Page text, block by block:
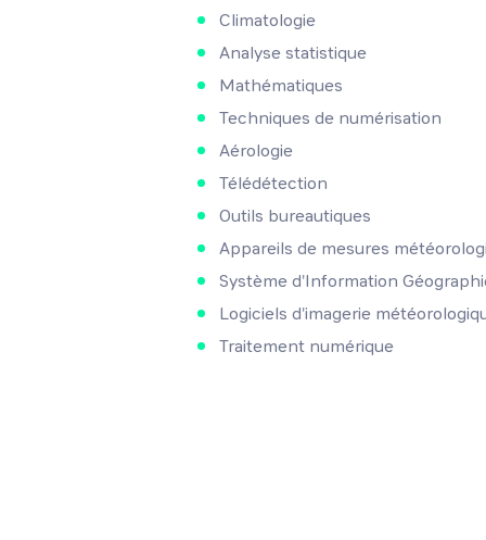
Climatologie
Analyse statistique
Mathématiques
Techniques de numérisation
Aérologie
Télédétection
Outils bureautiques
Appareils de mesures
Système d'Information
Logiciels d'imagerie
Traitement numérique